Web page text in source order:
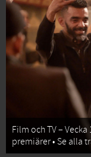
Film och TV –
premiärer • Se alla